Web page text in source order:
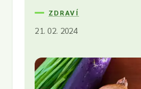
ZDRAVÍ
21. 02. 2024